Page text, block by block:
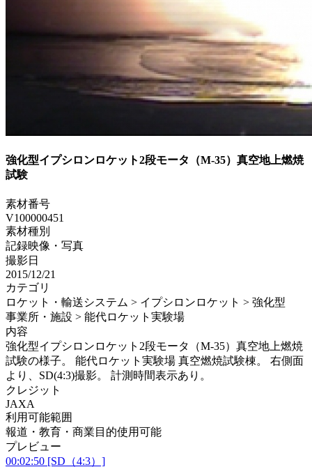
強化型イプシロンロケット2段モータ（M-35）真空地上燃焼
試験
素材番号
V100000451
素材種別
記録映像・写真
撮影日
2015/12/21
カテゴリ
ロケット・輸送システム > イプシロンロケット > 強化型
事業所・施設 > 能代ロケット実験場
内容
強化型イプシロンロケット2段モータ（M-35）真空地上燃焼
試験の様子。 能代ロケット実験場 真空燃焼試験棟。 右側面
より、SD(4:3)撮影。 計測時間表示あり。
クレジット
JAXA
利用可能範囲
報道・教育・商業目的使用可能
プレビュー
00:02:50 [SD（4:3）]